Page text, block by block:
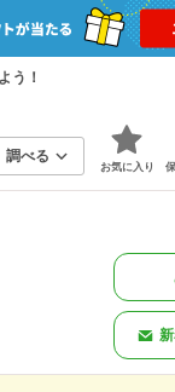
う！
調べる
お気に入り